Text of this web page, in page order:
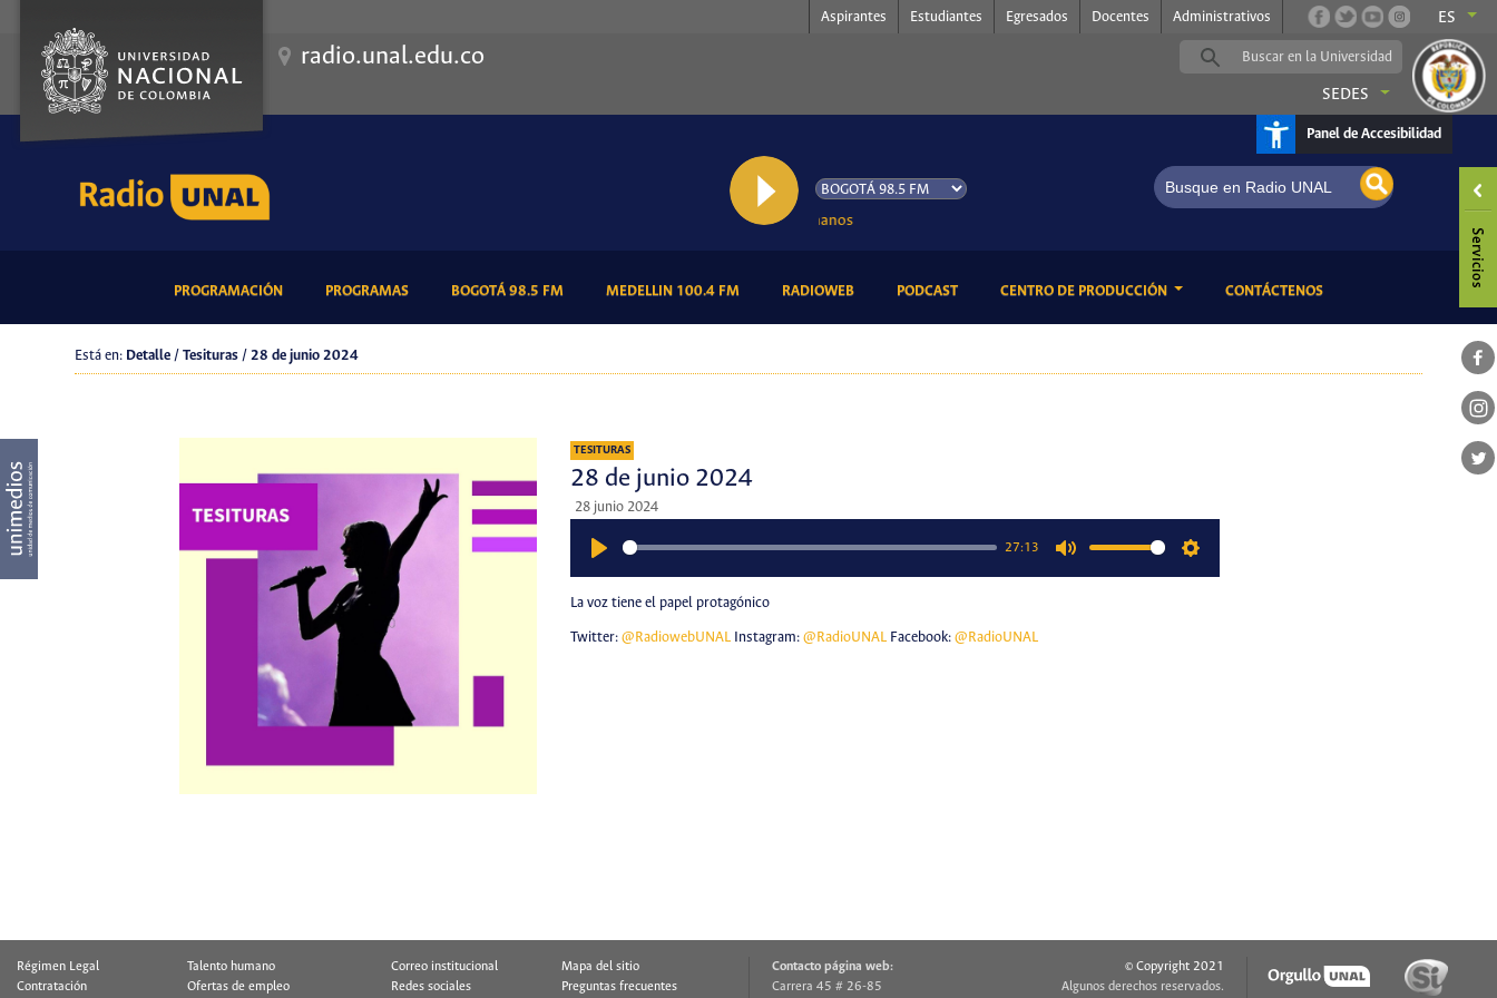
Aspirantes Estudiantes Egresados Docentes Administrativos ES
radio.unal.edu.co
SEDES
Panel de Accesibilidad
AL AIRE: Melómanos
PROGRAMACIÓN(CURRENT)PROGRAMAS(CURRENT)BOGOTÁ 98.5 FM(CURRENT)MEDELLIN 100.4 FM(CURRENT)RADIOWEB(CURRENT)PODCAST(CURRENT)CENTRO DE PRODUCCIÓN CONTÁCTENOS(CURRENT)
Está en: Detalle / Tesituras / 28 de junio 2024
TESITURAS
28 de junio 2024
28 junio 2024
27:13
La voz tiene el papel protagónico
Twitter: @RadiowebUNALInstagram: @RadioUNALFacebook: @RadioUNAL
Régimen Legal
Talento humano
Contratación
Ofertas de empleo
Correo institucional
Mapa del sitio
Redes sociales
Preguntas frecuentes
Contacto página web:
Carrera 45 # 26-85
© Copyright 2021
Algunos derechos reservados.